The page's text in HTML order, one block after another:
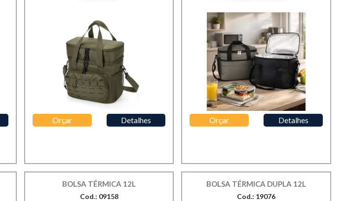
Orçar Detalhes Orçar Detalhes
BOLSA TÉRMICA 12L
Cod.: 09158
BOLSA TÉRMICA DUPLA 12L
Cod.: 19076